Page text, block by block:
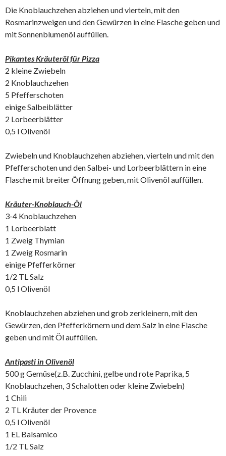
Die Knoblauchzehen abziehen und vierteln, mit den
Rosmarinzweigen und den Gewürzen in eine Flasche geben und
mit Sonnenblumenöl auffüllen.
Pikantes Kräuteröl für Pizza
2 kleine Zwiebeln
2 Knoblauchzehen
5 Pfefferschoten
einige Salbeiblätter
2 Lorbeerblätter
0,5 l Olivenöl
Zwiebeln und Knoblauchzehen abziehen, vierteln und mit den
Pfefferschoten und den Salbei- und Lorbeerblättern in eine
Flasche mit breiter Öffnung geben, mit Olivenöl auffüllen.
Kräuter-Knoblauch-Öl
3-4 Knoblauchzehen
1 Lorbeerblatt
1 Zweig Thymian
1 Zweig Rosmarin
einige Pfefferkörner
1/2 TL Salz
0,5 l Olivenöl
Knoblauchzehen abziehen und grob zerkleinern, mit den
Gewürzen, den Pfefferkörnern und dem Salz in eine Flasche
geben und mit Öl auffüllen.
Antipasti in Olivenöl
500 g Gemüse(z.B. Zucchini, gelbe und rote Paprika, 5
Knoblauchzehen, 3 Schalotten oder kleine Zwiebeln)
1 Chili
2 TL Kräuter der Provence
0,5 l Olivenöl
1 EL Balsamico
1/2 TL Salz